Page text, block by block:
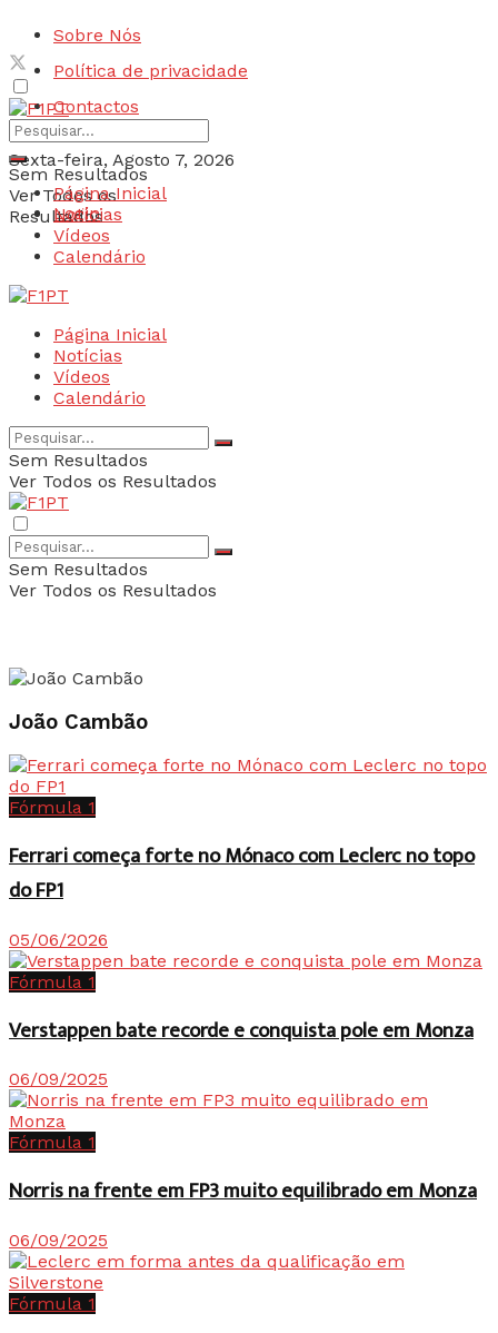
Sobre Nós
Política de privacidade
Contactos
Sexta-feira, Agosto 7, 2026
Login
Sem Resultados
Ver Todos os
Resultados
Página Inicial
Notícias
Vídeos
Calendário
Página Inicial
Notícias
Vídeos
Calendário
Sem Resultados
Ver Todos os Resultados
Sem Resultados
Ver Todos os Resultados
João Cambão
Fórmula 1
Ferrari começa forte no Mónaco com Leclerc no topo
do FP1
05/06/2026
Fórmula 1
Verstappen bate recorde e conquista pole em Monza
06/09/2025
Fórmula 1
Norris na frente em FP3 muito equilibrado em Monza
06/09/2025
Fórmula 1